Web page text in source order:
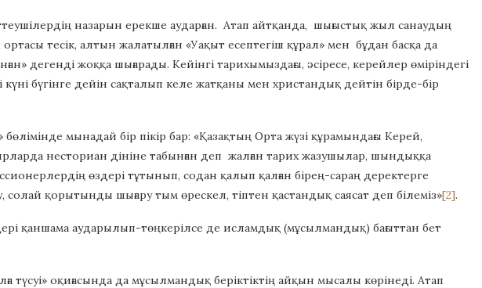
назарын ерекше аударған. Атап айтқанда, шығыстық жыл санаудың
тесік, алтын жалатылған «Уақыт есептегіш құрал» мен бұдан басқа да
дегенді жоққа шығарады. Кейінгі тарихымыздағы, әсіресе, керейлер өміріндегі
бүгінге дейін сақталып келе жатқаны мен христандық дейтін бірде-бір
мынадай бір пікір бар: «Қазақтың Орта жүзі құрамындағы Керей,
несториан дініне табынған деп жалған тарих жазушылар, шындыққа
өздері тұтынып, содан қалып қалған бірең-сараң деректерге
солай қорытынды шығару тым өрескел, тіптен қастандық саясат деп білеміз»[2].
қаншама аударылып-төңкерілсе де исламдық (мұсылмандық) бағыттан бет
түсуі» оқиғасында да мұсылмандық беріктіктің айқын мысалы көрінеді. Атап